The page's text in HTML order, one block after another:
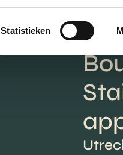
Statistieken